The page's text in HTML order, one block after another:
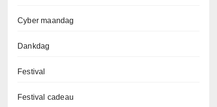
Cyber maandag
Dankdag
Festival
Festival cadeau